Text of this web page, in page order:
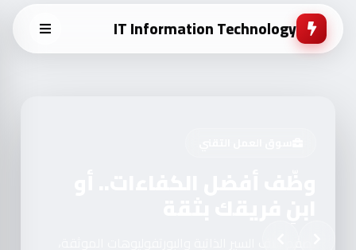
IT Information Technology